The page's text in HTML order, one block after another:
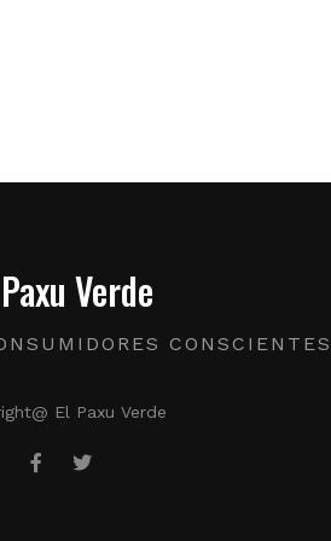
Verde
CONSCIENTES
El Paxu Verde